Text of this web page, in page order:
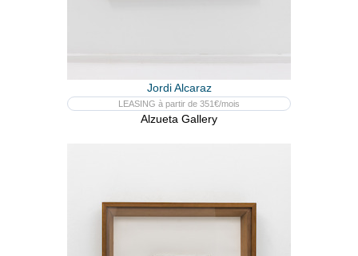
Jordi Alcaraz
LEASING à partir de 351€/mois
Alzueta Gallery